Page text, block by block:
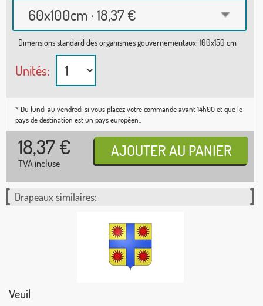
60x100cm · 18,37 €
Dimensions standard des organismes gouvernementaux: 100x150 cm
Unités:
* Du lundi au vendredi si vous placez votre commande avant 14h00 et que le
pays de destination est un pays européen..
18,37 €
TVA incluse
Drapeaux similaires:
Veuil